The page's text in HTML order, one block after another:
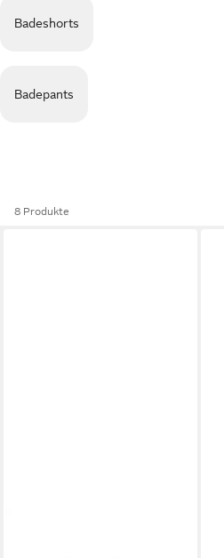
Badeshorts
Badepants
8 Produkte